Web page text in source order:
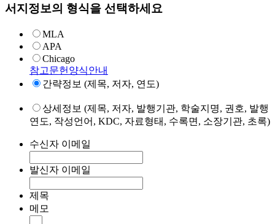
서지정보의 형식을 선택하세요
MLA
APA
Chicago
참고문헌양식안내
간략정보 (제목, 저자, 연도)
상세정보 (제목, 저자, 발행기관, 학술지명, 권호, 발행
연도, 작성언어, KDC, 자료형태, 수록면, 소장기관, 초록)
수신자 이메일
발신자 이메일
제목
메모